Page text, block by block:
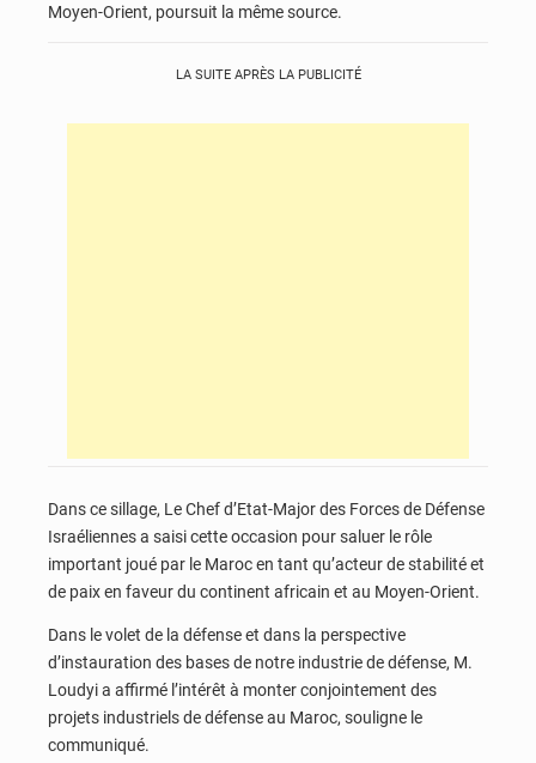
Moyen-Orient, poursuit la même source.
LA SUITE APRÈS LA PUBLICITÉ
Dans ce sillage, Le Chef d’Etat-Major des Forces de Défense
Israéliennes a saisi cette occasion pour saluer le rôle
important joué par le Maroc en tant qu’acteur de stabilité et
de paix en faveur du continent africain et au Moyen-Orient.
Dans le volet de la défense et dans la perspective
d’instauration des bases de notre industrie de défense, M.
Loudyi a affirmé l’intérêt à monter conjointement des
projets industriels de défense au Maroc, souligne le
communiqué.